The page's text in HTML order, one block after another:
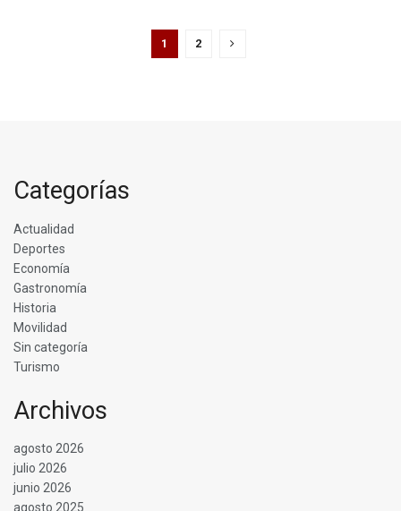
1 2
Categorías
Actualidad
Deportes
Economía
Gastronomía
Historia
Movilidad
Sin categoría
Turismo
Archivos
agosto 2026
julio 2026
junio 2026
agosto 2025